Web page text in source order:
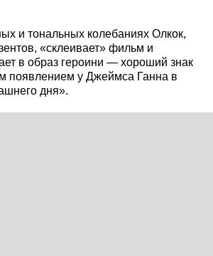
и тональных колебаниях Олкок,
«склеивает» фильм и
в образ героини — хороший знак
появлением у Джеймса Ганна в
дня».